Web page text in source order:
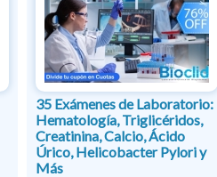
35 Exámenes de Laboratorio:
Hematología, Triglicéridos,
Creatinina, Calcio, Ácido
Úrico, Helicobacter Pylori y
Más